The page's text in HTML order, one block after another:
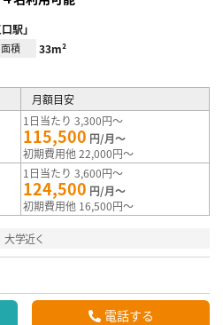
駅」
面積 33m²
月額目安
1日当たり 3,300円～
115,500 円/月～
初期費用他 22,000円～
1日当たり 3,600円～
124,500 円/月～
初期費用他 16,500円～
大学近く
電話する